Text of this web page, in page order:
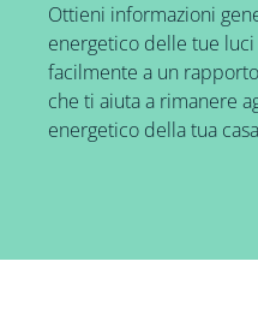
Ottieni informazioni
energetico delle tue
facilmente a un
che ti aiuta a rimanere
energetico della tua